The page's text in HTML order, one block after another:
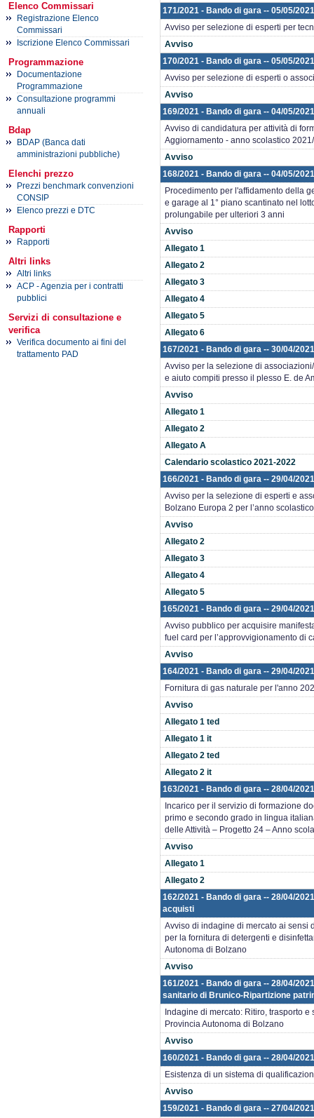
Elenco Commissari
Registrazione Elenco
Commissari
Iscrizione Elenco Commissari
Programmazione
Documentazione
Programmazione
Consultazione programmi
annuali
Bdap
BDAP (Banca dati
amministrazioni pubbliche)
Elenchi prezzo
Prezzi benchmark convenzioni
CONSIP
Elenco prezzi e DTC
Rapporti
Rapporti
Altri links
Altri links
ACP - Agenzia per i contratti
pubblici
Servizi di consultazione e
verifica
Verifica documento ai fini del
trattamento PAD
171/2021 - Bando di gara -- 05/05/
Avviso per selezione di esperti per
Avviso
170/2021 - Bando di gara -- 05/05/
Avviso per selezione di esperti o
Avviso
169/2021 - Bando di gara -- 04/05/
Avviso di candidatura per attività di
Aggiornamento - anno scolastico
Avviso
168/2021 - Bando di gara -- 04/05/
Procedimento per l'affidamento della
e garage al 1° piano scantinato nel
prolungabile per ulteriori 3 anni
Avviso
Allegato 1
Allegato 2
Allegato 3
Allegato 4
Allegato 5
Allegato 6
167/2021 - Bando di gara -- 30/04/
Avviso per la selezione di
e aiuto compiti presso il plesso E. de
Avviso
Allegato 1
Allegato 2
Allegato A
Calendario scolastico 2021-2022
166/2021 - Bando di gara -- 29/04/
Avviso per la selezione di esperti e
Bolzano Europa 2 per l’anno
Avviso
Allegato 2
Allegato 3
Allegato 4
Allegato 5
165/2021 - Bando di gara -- 29/04/
Avviso pubblico per acquisire
fuel card per l’approvvigionamento di
Avviso
164/2021 - Bando di gara -- 29/04/
Fornitura di gas naturale per l'anno
Avviso
Allegato 1 ted
Allegato 1 it
Allegato 2 ted
Allegato 2 it
163/2021 - Bando di gara -- 28/04/
Incarico per il servizio di formazione
primo e secondo grado in lingua
delle Attività – Progetto 24 – Anno
Avviso
Allegato 1
Allegato 2
162/2021 - Bando di gara -- 28/04/
acquisti
Avviso di indagine di mercato ai sensi
per la fornitura di detergenti e
Autonoma di Bolzano
Avviso
161/2021 - Bando di gara -- 28/04/
sanitario di Brunico-Ripartizione
Indagine di mercato: Ritiro, trasporto
Provincia Autonoma di Bolzano
Avviso
160/2021 - Bando di gara -- 28/04/
Esistenza di un sistema di
Avviso
159/2021 - Bando di gara -- 27/04/